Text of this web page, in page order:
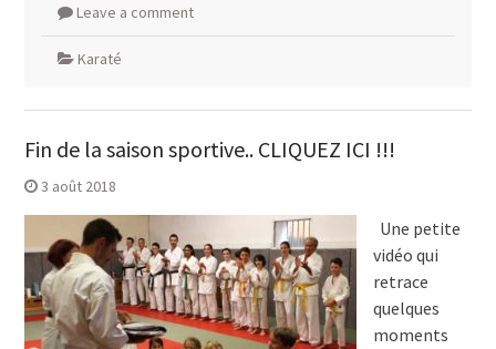
Leave a comment
Karaté
Fin de la saison sportive.. CLIQUEZ ICI !!!
3 août 2018
Une petite
vidéo qui
retrace
quelques
moments